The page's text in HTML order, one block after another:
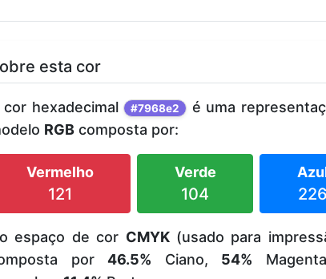
esta cor
cor hexadecimal #7968e2
é uma
RGB composta por:
Vermelho
121
Verde
104 226
espaço de cor CMYK(usado para
por 46.5% Ciano, 54%